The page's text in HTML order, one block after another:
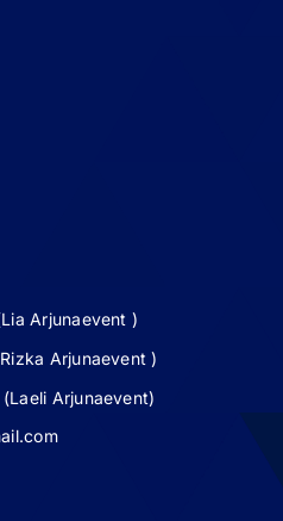
Arjunaevent )
Arjunaevent )
Arjunaevent)